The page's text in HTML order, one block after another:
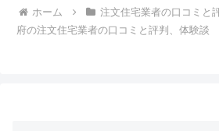
ホーム 注文住宅業者の口コミと
府の注文住宅業者の口コミと評判、体験談